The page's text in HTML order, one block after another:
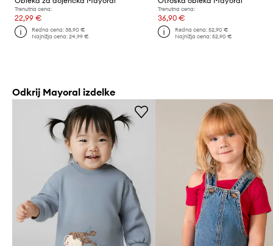
Trenutna cena:
22,99 €
Redna cena:38,90 €
Najnižja cena:24,99 €
Trenutna cena:
36,90 €
Redna cena: 52,90 €
Najnižja cena: 52,90 €
Odkrij Mayoral izdelke